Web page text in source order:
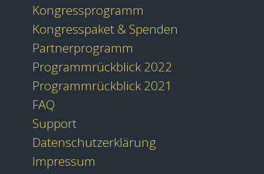
Kongressprogramm
Kongresspaket & Spenden
Partnerprogramm
Programmrückblick 2022
Programmrückblick 2021
FAQ
Support
Datenschutzerklärung
Impressum